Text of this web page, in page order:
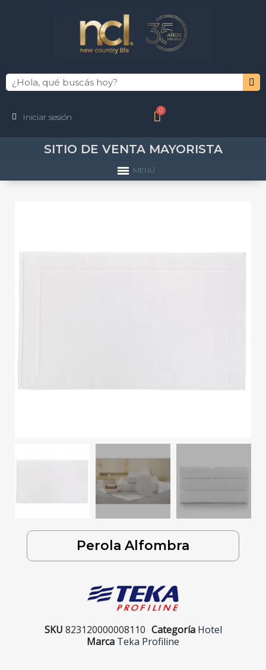
Iniciar sesión
SITIO DE VENTA MAYORISTA
MENÚ
Perola Alfombra
SKU 823120000008110 Categoría Hotel
Marca Teka Profiline